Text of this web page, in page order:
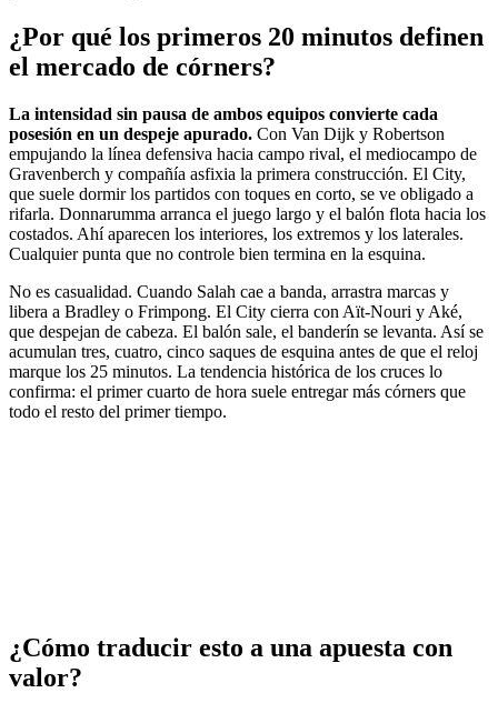
¿Por qué los primeros 20 minutos definen
el mercado de córners?
La intensidad sin pausa de ambos equipos convierte cada
posesión en un despeje apurado. Con Van Dijk y Robertson
empujando la línea defensiva hacia campo rival, el mediocampo de
Gravenberch y compañía asfixia la primera construcción. El City,
que suele dormir los partidos con toques en corto, se ve obligado a
rifarla. Donnarumma arranca el juego largo y el balón flota hacia los
costados. Ahí aparecen los interiores, los extremos y los laterales.
Cualquier punta que no controle bien termina en la esquina.
No es casualidad. Cuando Salah cae a banda, arrastra marcas y
libera a Bradley o Frimpong. El City cierra con Aït-Nouri y Aké,
que despejan de cabeza. El balón sale, el banderín se levanta. Así se
acumulan tres, cuatro, cinco saques de esquina antes de que el reloj
marque los 25 minutos. La tendencia histórica de los cruces lo
confirma: el primer cuarto de hora suele entregar más córners que
todo el resto del primer tiempo.
¿Cómo traducir esto a una apuesta con
valor?